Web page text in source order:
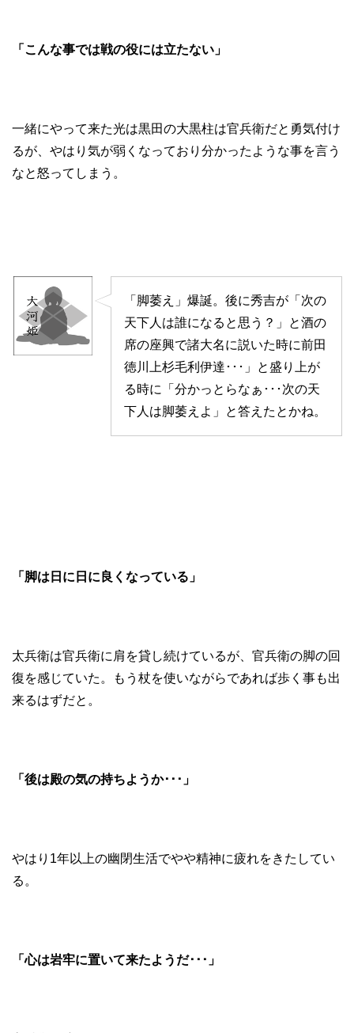
「こんな事では戦の役には立たない」
一緒にやって来た光は黒田の大黒柱は官兵衛だと勇気付け
るが、やはり気が弱くなっており分かったような事を言う
なと怒ってしまう。
「脚萎え」爆誕。後に秀吉が「次の
天下人は誰になると思う？」と酒の
席の座興で諸大名に説いた時に前田
徳川上杉毛利伊達･･･」と盛り上が
る時に「分かっとらなぁ･･･次の天
下人は脚萎えよ」と答えたとかね。
「脚は日に日に良くなっている」
太兵衛は官兵衛に肩を貸し続けているが、官兵衛の脚の回
復を感じていた。もう杖を使いながらであれば歩く事も出
来るはずだと。
「後は殿の気の持ちようか･･･」
やはり1年以上の幽閉生活でやや精神に疲れをきたしてい
る。
「心は岩牢に置いて来たようだ･･･」